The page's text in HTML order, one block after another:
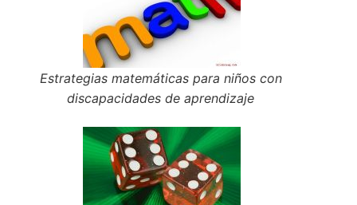
Estrategias matemáticas para niños con
discapacidades de aprendizaje